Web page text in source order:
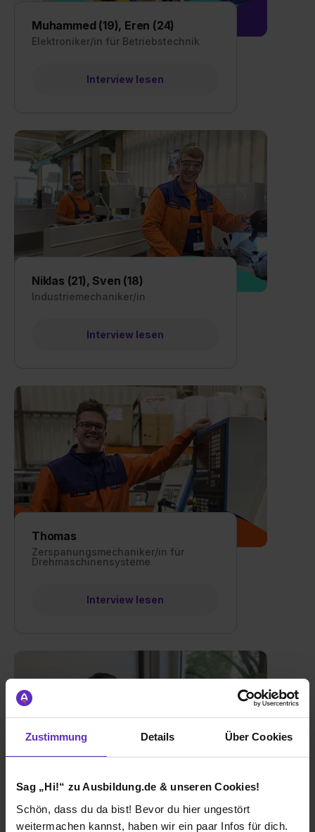
Zustimmung Details Über Cookies
Sag „Hi!“ zu Ausbildung.de & unseren Cookies!
Schön, dass du da bist! Bevor du hier ungestört
weitermachen kannst, haben wir ein paar Infos für dich.
Muhammed (19), Eren (24)
Elektroniker/in für Betriebstechnik
Interview lesen
Niklas (21), Sven (18)
Industriemechaniker/in
Interview lesen
Thomas
Zerspanungsmechaniker/in für
Drehmaschinensysteme
Interview lesen
Industriekaufmann/-frau